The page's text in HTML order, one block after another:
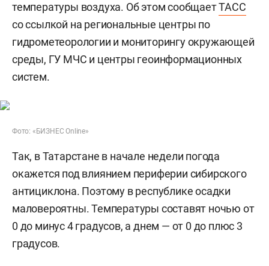
температуры воздуха. Об этом сообщаетТАСС
со ссылкой на региональные центры по
гидрометеорологии и мониторингу окружающей
среды, ГУ МЧС и центры геоинформационных
систем.
Фото: «БИЗНЕС Online»
Так, в Татарстане в начале недели погода
окажется под влиянием периферии сибирского
антициклона. Поэтому в республике осадки
маловероятны. Температуры составят ночью от
0 до минус 4 градусов, а днем — от 0 до плюс 3
градусов.